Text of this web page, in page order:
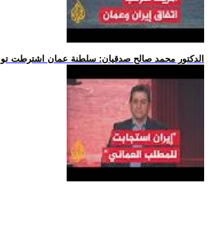
.. الدكتور محمد صالح صدقيان: سلطنة عمان اشترطت